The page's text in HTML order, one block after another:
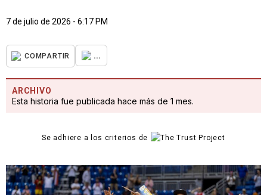
7 de julio de 2026 - 6:17 PM
COMPARTIR ...
ARCHIVO
Esta historia fue publicada hace más de 1 mes.
Se adhiere a los criterios de